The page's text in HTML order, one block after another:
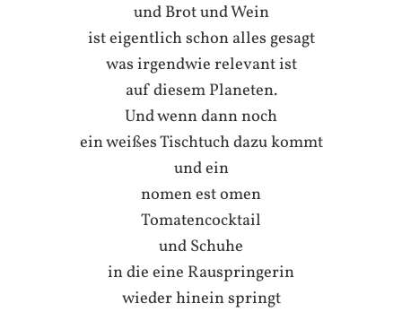
und Brot und Wein
ist eigentlich schon alles gesagt
was irgendwie relevant ist
auf diesem Planeten.
Und wenn dann noch
ein weißes Tischtuch dazu kommt
und ein
nomen est omen
Tomatencocktail
und Schuhe
in die eine Rauspringerin
wieder hinein springt